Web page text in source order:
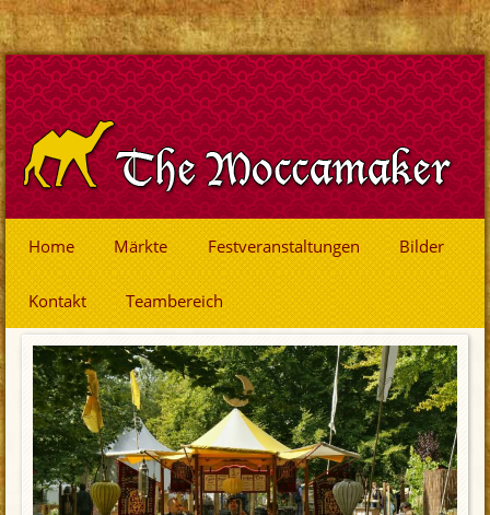
Home Märkte Festveranstaltungen Bilder
Kontakt Teambereich